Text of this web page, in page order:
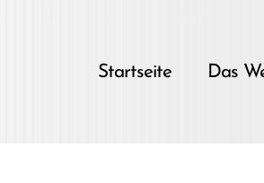
Startseite Das